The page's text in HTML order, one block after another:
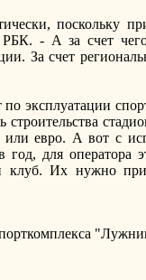
поскольку
РБК. - А за счет
За счет
эксплуатации
строительства
или евро. А вот с
год, для оператора
клуб. Их нужно